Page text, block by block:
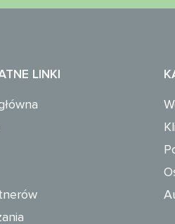
LINKI